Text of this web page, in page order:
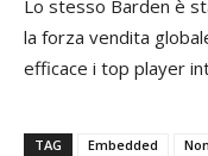
Lo stesso Barden è
la forza vendita
efficace i top player
TAG Embedded